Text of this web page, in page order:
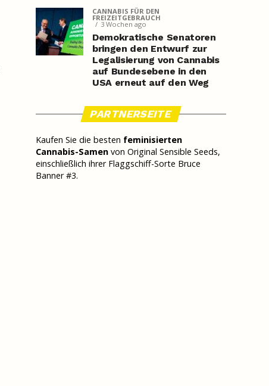
CANNABIS FÜR DEN
FREIZEITGEBRAUCH
3 Wochen ago
Demokratische Senatoren
bringen den Entwurf zur
Legalisierung von Cannabis
auf Bundesebene in den
USA erneut auf den Weg
PARTNERSEITE
Kaufen Sie die besten feminisierten
Cannabis-Samen von Original Sensible Seeds,
einschließlich ihrer Flaggschiff-Sorte Bruce
Banner #3.